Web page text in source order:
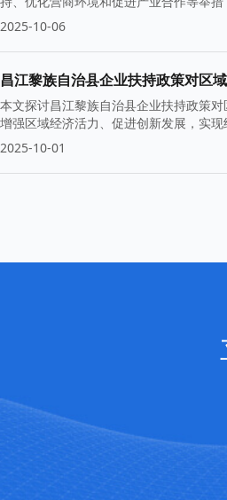
2025-10-06
昌江黎族自治县企业扶持政策对区
本文探讨昌江黎族自治县企业扶持政策
增强区域经济活力、促进创新发展，实
2025-10-01